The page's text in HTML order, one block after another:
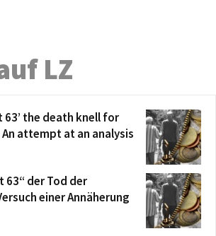
LZ
63’ the death knell for
attempt at an analysis
63“ der Tod der
einer Annäherung